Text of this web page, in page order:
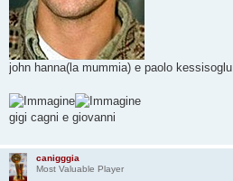
john hanna(la mummia) e paolo kessisoglu
gigi cagni e giovanni
canigggia
Most Valuable Player